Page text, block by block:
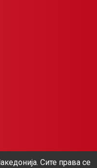
Сите права се